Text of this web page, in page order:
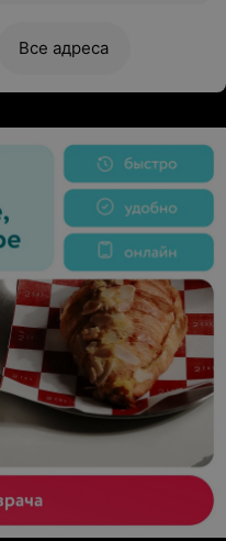
А в целом
в правильном
Все адреса